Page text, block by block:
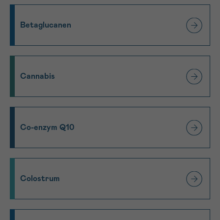
Betaglucanen
Cannabis
Co-enzym Q10
Colostrum